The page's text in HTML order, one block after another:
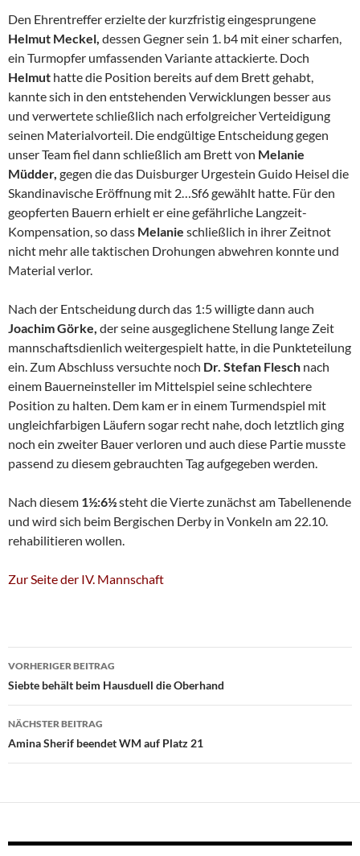
Den Ehrentreffer erzielte der kurzfristig eingesprungene
Helmut Meckel, dessen Gegner sein 1. b4 mit einer scharfen,
ein Turmopfer umfassenden Variante attackierte. Doch
Helmut hatte die Position bereits auf dem Brett gehabt,
kannte sich in den entstehenden Verwicklungen besser aus
und verwertete schließlich nach erfolgreicher Verteidigung
seinen Materialvorteil. Die endgültige Entscheidung gegen
unser Team fiel dann schließlich am Brett von Melanie
Müdder, gegen die das Duisburger Urgestein Guido Heisel die
Skandinavische Eröffnung mit 2…Sf6 gewählt hatte. Für den
geopferten Bauern erhielt er eine gefährliche Langzeit-
Kompensation, so dass Melanie schließlich in ihrer Zeitnot
nicht mehr alle taktischen Drohungen abwehren konnte und
Material verlor.
Nach der Entscheidung durch das 1:5 willigte dann auch
Joachim Görke, der seine ausgeglichene Stellung lange Zeit
mannschaftsdienlich weitergespielt hatte, in die Punkteteilung
ein. Zum Abschluss versuchte noch Dr. Stefan Flesch nach
einem Bauerneinsteller im Mittelspiel seine schlechtere
Position zu halten. Dem kam er in einem Turmendspiel mit
ungleichfarbigen Läufern sogar recht nahe, doch letztlich ging
noch ein zweiter Bauer verloren und auch diese Partie musste
passend zu diesem gebrauchten Tag aufgegeben werden.
Nach diesem 1½:6½steht die Vierte zunächst am Tabellenende
und wird sich beim Bergischen Derby in Vonkeln am 22.10.
rehabilitieren wollen.
Zur Seite der IV. Mannschaft
Beitragsnavigation
VORHERIGER BEITRAG
Siebte behält beim Hausduell die Oberhand
NÄCHSTER BEITRAG
Amina Sherif beendet WM auf Platz 21